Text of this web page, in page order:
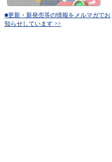
■更新・新発売等の情報をメルマガでお
知らせしています >>